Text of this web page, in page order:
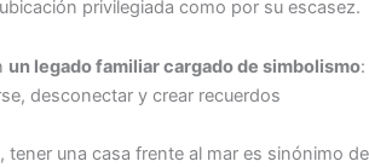
privilegiada como por su escasez.
un legado familiar cargado de simbolismo:
desconectar y crear recuerdos
tener una casa frente al mar es sinónimo de